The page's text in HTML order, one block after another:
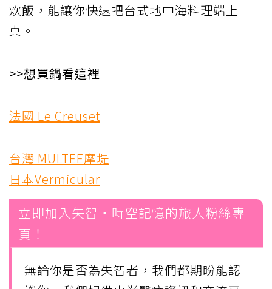
炊飯，能讓你快速把台式地中海料理端上
桌。
>>想買鍋看這裡
法國 Le Creuset
台灣 MULTEE摩堤
日本Vermicular
立即加入失智・時空記憶的旅人粉絲專
頁！
無論你是否為失智者，我們都期盼能認